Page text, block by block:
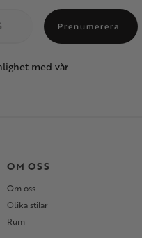
Prenumerera
med vår
OM OSS
Om oss
Olika stilar
Rum